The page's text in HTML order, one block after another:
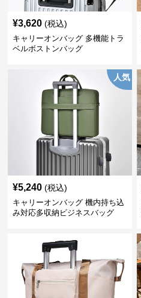
¥3,620 (税込)
キャリーオンバッグ 多機能トラ
ベルボストンバッグ
人気
¥5,240 (税込)
キャリーオンバッグ 機内持ち込
み対応多収納ビジネスバッグ